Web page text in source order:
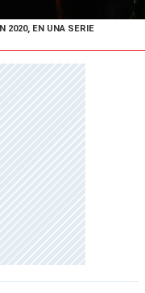
2020, EN UNA SERIE